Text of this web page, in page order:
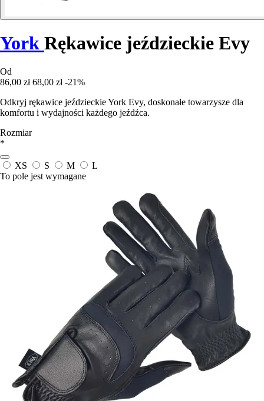
York Rękawice jeździeckie Evy
Od
86,00 zł 68,00 zł -21%
Odkryj rękawice jeździeckie York Evy, doskonałe towarzysze dla
komfortu i wydajności każdego jeźdźca.
Rozmiar
*
XS S M
L
To pole jest wymagane